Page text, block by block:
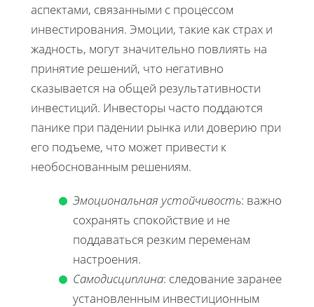
аспектами, связанными с процессом
инвестирования. Эмоции, такие как страх и
жадность, могут значительно повлиять на
принятие решений, что негативно
сказывается на общей результативности
инвестиций. Инвесторы часто поддаются
панике при падении рынка или доверию при
его подъеме, что может привести к
необоснованным решениям.
Эмоциональная устойчивость: важно
сохранять спокойствие и не
поддаваться резким переменам
настроения.
Самодисциплина: следование заранее
установленным инвестиционным